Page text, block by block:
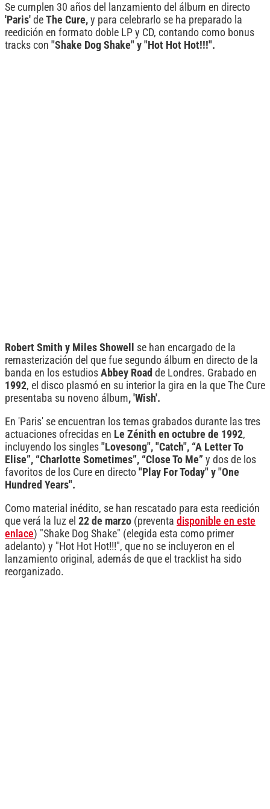
Se cumplen 30 años del lanzamiento del álbum en directo
'Paris' de The Cure, y para celebrarlo se ha preparado la
reedición en formato doble LP y CD, contando como bonus
tracks con "Shake Dog Shake" y "Hot Hot Hot!!!".
Robert Smith y Miles Showell
se han encargado de la
remasterización del que fue segundo álbum en directo de la
banda en los estudios Abbey Road de Londres. Grabado en
1992, el disco plasmó en su interior la gira en la que The Cure
presentaba su noveno álbum, 'Wish'.
En 'Paris' se encuentran los temas grabados durante las tres
actuaciones ofrecidas en Le Zénith en octubre de 1992,
incluyendo los singles "Lovesong", "Catch", “A Letter To
Elise”, “Charlotte Sometimes”, “Close To Me” y dos de los
favoritos de los Cure en directo "Play For Today" y "One
Hundred Years".
Como material inédito, se han rescatado para esta reedición
que verá la luz el 22 de marzo (preventa disponible en este
enlace) "Shake Dog Shake" (elegida esta como primer
adelanto) y "Hot Hot Hot!!!", que no se incluyeron en el
lanzamiento original, además de que el tracklist ha sido
reorganizado.